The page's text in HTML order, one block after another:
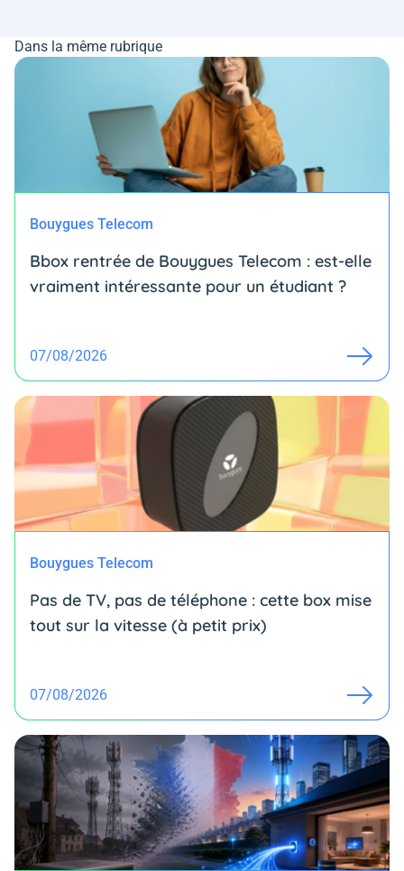
Dans la même rubrique
Bouygues Telecom
Bbox rentrée de Bouygues Telecom : est-elle
vraiment intéressante pour un étudiant ?
07/08/2026
Bouygues Telecom
Pas de TV, pas de téléphone : cette box mise
tout sur la vitesse (à petit prix)
07/08/2026